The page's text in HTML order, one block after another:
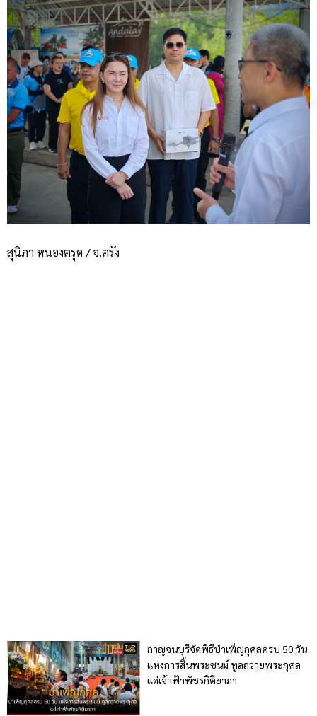
สุนิภา หนองตรุด / จ.ตรัง
กาญจนบุรีจัดพิธีบำเพ็ญกุศลครบ 50 วัน
แห่งการสิ้นพระชนม์ ทูลถวายพระกุศล
แด่เจ้าฟ้าพัชรกิติยาภา